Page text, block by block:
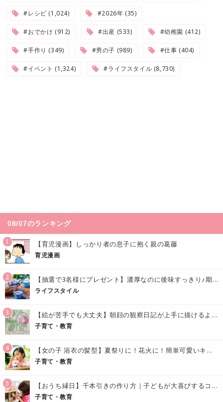
#レシピ (1,024) #2026年 (35)
#おでかけ (912) #出産 (533) #幼稚園 (412)
#手作り (349) #男の子 (989) #仕事 (404)
#イベント (1,324) #ライフスタイル (8,730)
08/07のランキング
1 【育児漫画】しっかり者の息子に抱く親の葛藤
育児漫画
2 【抽選で3名様にプレゼント】濃厚なのに後味すっきり♪期間限定の「メイトーのなめらかプリン カルピス®入りソース」で夏を味わおう！
ライフスタイル
3 【絵が苦手でも大丈夫】朝顔の観察日記が上手に描けるようになる方法｜イラスト付き
子育て・教育
4 【女の子 浴衣の髪型】夏祭りに！花火に！簡単可愛いキッズの浴衣ヘアアレンジまとめ
子育て・教育
5 【おうち縁日】千本引きの作り方｜子どもが大喜びするコツやアイデア♪
子育て・教育